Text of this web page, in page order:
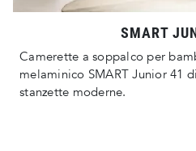
SMART
Camerette a soppalco per
melaminico SMART Junior 41
stanzette moderne.